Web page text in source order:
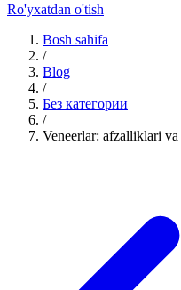
Ro'yxatdan o'tish
Bosh sahifa
/
Blog
/
Без категории
/
Veneerlar: afzalliklari